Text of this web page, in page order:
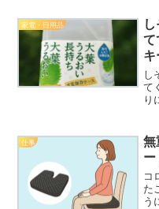
の
を
家電・日用品
て
キ
し
て
り
て
立
仕事
無
ー
コ
た
う